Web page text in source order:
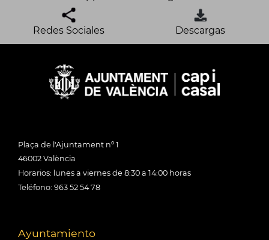
Redes Sociales Descargas
Plaça de l'Ajuntament nº 1
46002 València
Horarios: lunes a viernes de 8:30 a 14:00 horas
Teléfono: 963 52 54 78
Ayuntamiento